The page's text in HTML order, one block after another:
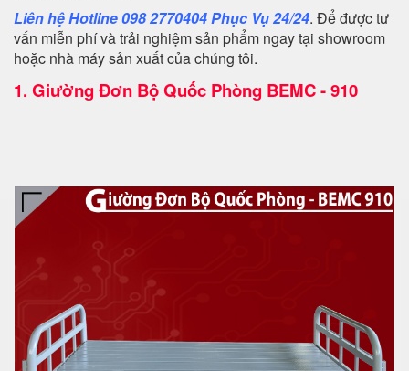
Liên hệ Hotline 098 2770404 Phục Vụ 24/24. Để được tư
vấn miễn phí và trải nghiệm sản phẩm ngay tại showroom
hoặc nhà máy sản xuất của chúng tôi.
1. Giường Đơn Bộ Quốc Phòng BEMC - 910